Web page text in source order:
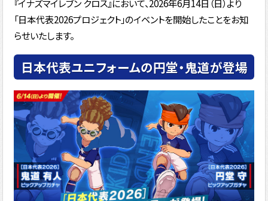
『イナズマイレブン クロス』において、2026年6月14日（日）より
「日本代表2026プロジェクト」のイベントを開始したことをお知
らせいたします。
日本代表ユニフォームの円堂・鬼道が登場